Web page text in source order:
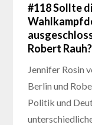
#118 Sollte
Robert Rauh?
Jennifer Rosin
Berlin und
Politik und